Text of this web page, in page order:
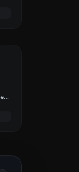
Използвайте инструмента за обратна IP проверка, за да намерите домейна или хоста, свързан с всеки IP адрес бързо и лесно.